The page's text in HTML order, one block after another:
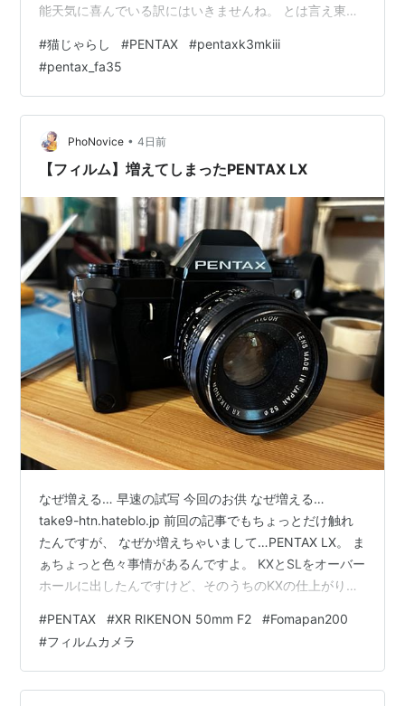
能天気に喜んでいる訳にはいきませんね。 とは言え東京
す。本当はカメラをいつもカバンに入れておいて、気に
なったものをなんでも良いから一日一枚撮るのが理想で
す。先週26日の日曜日は、まさにそれを実践しました^^v
朝家から駅まで歩きました。時間にあまり余裕がありま
せん。それでも１箇所だけ立ち止まり、猫じゃらしを撮
ってみま…
#猫じゃらし #PENTAX #pentaxk3mkiii
#pentax_fa35
PhoNovice • 4日前
【フィルム】増えてしまったPENTAX LX
なぜ増える… 早速の試写 今回のお供 なぜ増える…
take9-htn.hateblo.jp 前回の記事でもちょっとだけ触れ
たんですが、 なぜか増えちゃいまして…PENTAX LX。 ま
ぁちょっと色々事情があるんですよ。 KXとSLをオーバー
ホールに出したんですけど、そのうちのKXの仕上がりが
で、やり直してもらうのもな…面倒だな…と、なんとなく
モヤモヤしながらKXにFA31付けて出張に行った際、時々
のぞいているネット通販なども一切していない某個人店
の片隅に転がっているのを見つけてしまい…。 お値段の
#PENTAX #XR RIKENON 50mm F2 #Fomapan200
#フィルムカメラ